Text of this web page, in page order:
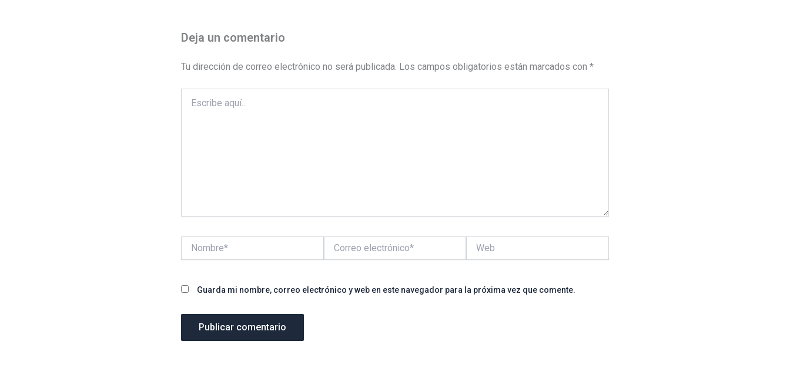
Deja un comentario
Tu dirección de correo electrónico no será publicada. Los campos obligatorios están marcados con *
aquí...
electrónico*
Guarda mi nombre, correo electrónico y web en este navegador para la próxima vez que comente.